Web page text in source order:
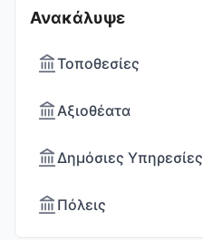
Ανακάλυψε
Τοποθεσίες
Αξιοθέατα
Δημόσιες Υπηρεσίες
Πόλεις